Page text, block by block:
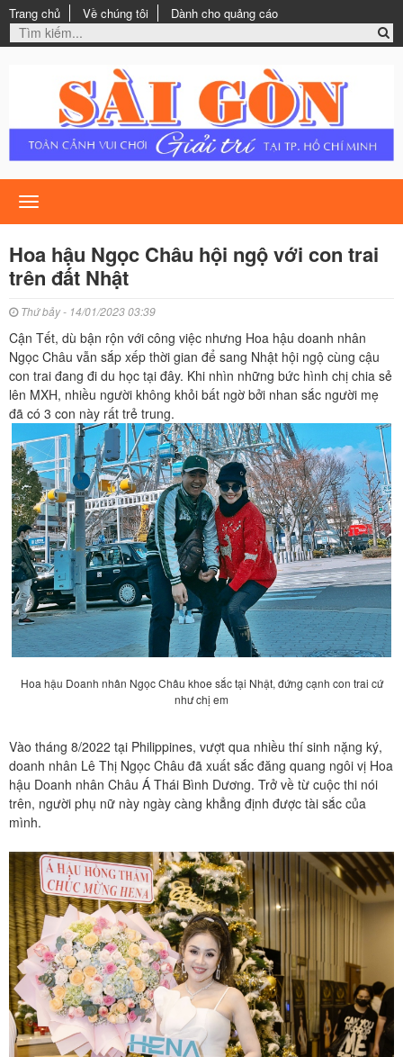
Trang chủ Về chúng tôi Dành cho quảng cáo
Toggle
navigation
Hoa hậu Ngọc Châu hội ngộ với con trai
trên đất Nhật
Thứ bảy - 14/01/2023 03:39
Cận Tết, dù bận rộn với công việc nhưng Hoa hậu doanh nhân
Ngọc Châu vẫn sắp xếp thời gian để sang Nhật hội ngộ cùng cậu
con trai đang đi du học tại đây. Khi nhìn những bức hình chị chia sẻ
lên MXH, nhiều người không khỏi bất ngờ bởi nhan sắc người mẹ
đã có 3 con này rất trẻ trung.
Hoa hậu Doanh nhân Ngọc Châu khoe sắc tại Nhật, đứng cạnh con trai cứ
như chị em
Vào tháng 8/2022 tại Philippines, vượt qua nhiều thí sinh nặng ký,
doanh nhân Lê Thị Ngọc Châu đã xuất sắc đăng quang ngôi vị Hoa
hậu Doanh nhân Châu Á Thái Bình Dương. Trở về từ cuộc thi nói
trên, người phụ nữ này ngày càng khẳng định được tài sắc của
mình.